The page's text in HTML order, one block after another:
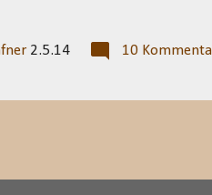
wegbewegen, deutet
zurück). Das Gespräch
2.5.14 10